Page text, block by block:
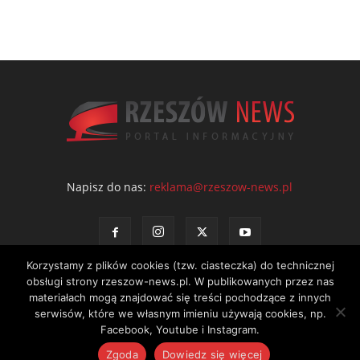
Napisz do nas: reklama@rzeszow-news.pl
Kontakt Polityka prywatności Regulamin portalu
© NEWS Sp. z o.o. - wydawca portalu Rzeszów News. Wszystkie prawa
Korzystamy z plików cookies (tzw. ciasteczka) do technicznej
obsługi strony rzeszow-news.pl. W publikowanych przez nas
materiałach mogą znajdować się treści pochodzące z innych
serwisów, które we własnym imieniu używają cookies, np.
Facebook, Youtube i Instagram.
Zgoda
Dowiedz się więcej